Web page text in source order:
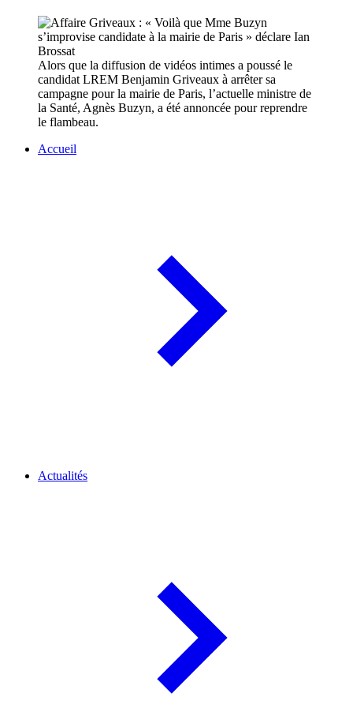
Alors que la diffusion de vidéos intimes a poussé le
candidat LREM Benjamin Griveaux à arrêter sa
campagne pour la mairie de Paris, l’actuelle ministre de
la Santé, Agnès Buzyn, a été annoncée pour reprendre
le flambeau.
Accueil
Actualités